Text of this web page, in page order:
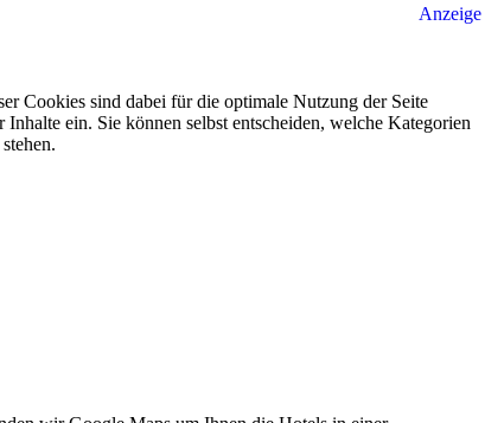
Cookies sind dabei für die optimale Nutzung der Seite
ein. Sie können selbst entscheiden, welche Kategorien
Anzeige